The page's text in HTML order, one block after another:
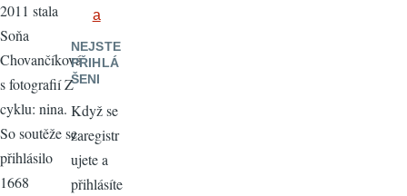
2011 stala
Soňa
Chovančíková
s fotografií Z
cyklu: nina.
So soutěže se
přihlásilo
1668
a
NEJSTE
PŘIHLÁ
ŠENI
Když se
zaregistr
ujete a
přihlásíte